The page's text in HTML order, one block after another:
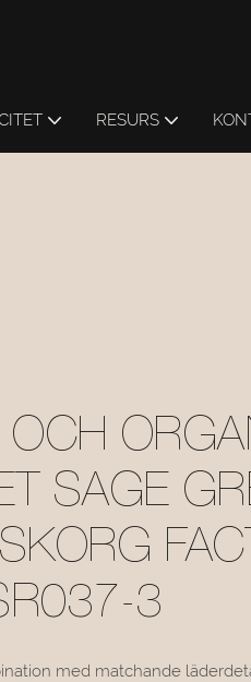
RESURS
OCH
SAGE
3
med matchande